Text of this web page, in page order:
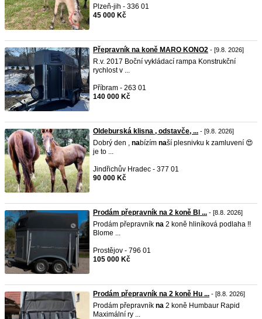
Plzeň-jih - 336 01
45 000 Kč
Přepravník na koně MARO KONO2 - [9.8. 2026]
R.v. 2017 Boční vykládací rampa Konstrukční
rychlost v ...
Příbram - 263 01
140 000 Kč
Oldeburská klisna , odstavče, ... - [9.8. 2026]
Dobrý den , nabízím naší plesnivku k zamluvení 😍
je to ...
Jindřichův Hradec - 377 01
90 000 Kč
Prodám přepravník na 2 koně Bl ... - [8.8. 2026]
Prodám přepravník na 2 koně hliníková podlaha !!
Blome ...
Prostějov - 796 01
105 000 Kč
Prodám přepravník na 2 koně Hu ... - [8.8. 2026]
Prodám přepravník na 2 koně Humbaur Rapid
Maximální ry ...